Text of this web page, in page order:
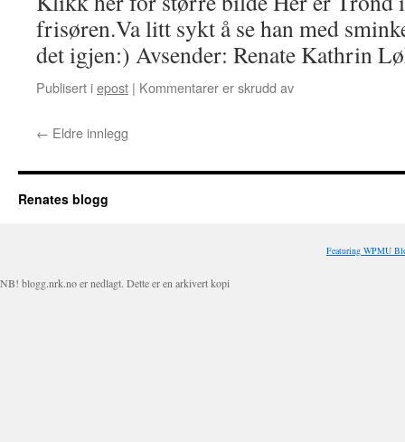
frisøren.Va litt sykt å se han med
det igjen:) Avsender: Renate Kathrin
Publisert iepost | Kommentarer er skrudd av
Kathrin
← Eldre innlegg
Renates blogg
Featuring WPMU
NB! blogg.nrk.no er nedlagt. Dette er en arkivert kopi